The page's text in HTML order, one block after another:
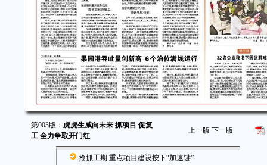
第003版： 虎虎生威向未来 抓项目 促复
工 全力争取开门红
上一版 下一版
抢抓工期 重点项目建设按下“加速键”